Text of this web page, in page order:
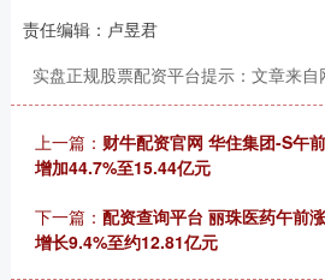
责任编辑：卢昱君
实盘正规股票配资平台提示：文章来自
上一篇： 财牛配资官网 华住集团-S午
增加44.7%至15.44亿元
下一篇： 配资查询平台 丽珠医药午前
增长9.4%至约12.81亿元